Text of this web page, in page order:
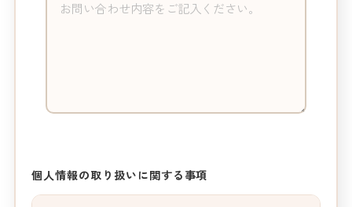
個人情報の取り扱いに関する事項